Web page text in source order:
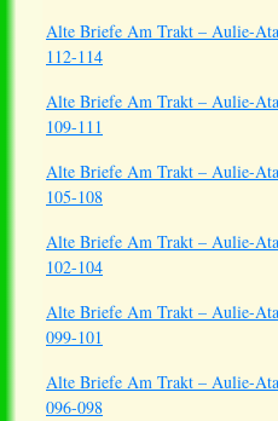
Alte Briefe Am Trakt – Aulie-
112-114
Alte Briefe Am Trakt – Aulie-
109-111
Alte Briefe Am Trakt – Aulie-
105-108
Alte Briefe Am Trakt – Aulie-
102-104
Alte Briefe Am Trakt – Aulie-
099-101
Alte Briefe Am Trakt – Aulie-
096-098